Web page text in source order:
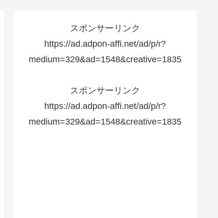
スポンサーリンク
https://ad.adpon-affi.net/ad/p/r?
medium=329&ad=1548&creative=1835
スポンサーリンク
https://ad.adpon-affi.net/ad/p/r?
medium=329&ad=1548&creative=1835